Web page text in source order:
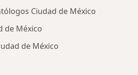
Ciudad de México
de México
de México